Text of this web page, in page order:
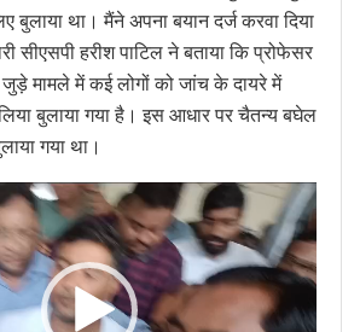
बुलाया था। मैंने अपना बयान दर्ज करवा दिया
सीएसपी हरीश पाटिल ने बताया कि प्रोफेसर
मामले में कई लोगों को जांच के दायरे में
बुलाया गया है। इस आधार पर चैतन्य बघेल
गया था।